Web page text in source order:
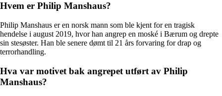
Hvem er Philip Manshaus?
Philip Manshaus er en norsk mann som ble kjent for en tragisk
hendelse i august 2019, hvor han angrep en moské i Bærum og drepte
sin stesøster. Han ble senere dømt til 21 års forvaring for drap og
terrorhandling.
Hva var motivet bak angrepet utført av Philip
Manshaus?